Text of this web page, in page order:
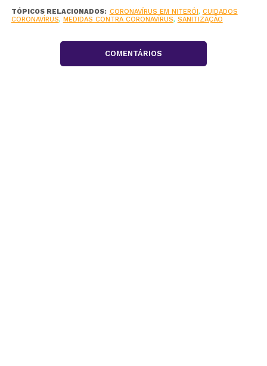
TÓPICOS RELACIONADOS: CORONAVÍRUS EM NITERÓI, CUIDADOS
CORONAVÍRUS, MEDIDAS CONTRA CORONAVÍRUS, SANITIZAÇÃO
COMENTÁRIOS